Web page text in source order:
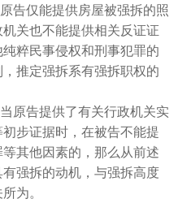
告仅能提供房屋被强拆的照
关也不能提供相关反证证
粹民事侵权和刑事犯罪的
推定强拆系有强拆职权的
原告提供了有关行政机关实
步证据时，在被告不能提
其他因素的，那么从前述
强拆的动机，与强拆高度
为。